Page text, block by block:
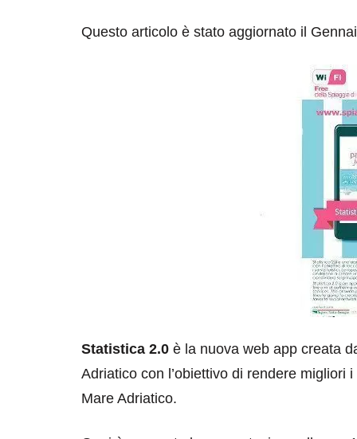
Questo articolo è stato aggiornato il
Statistica 2.0 è la nuova web app creata
Adriatico con l’obiettivo di rendere migliori i
Mare Adriatico.